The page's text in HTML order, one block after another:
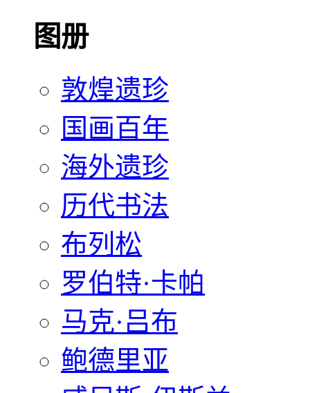
图册
敦煌遗珍
国画百年
海外遗珍
历代书法
布列松
罗伯特·卡帕
马克·吕布
鲍德里亚